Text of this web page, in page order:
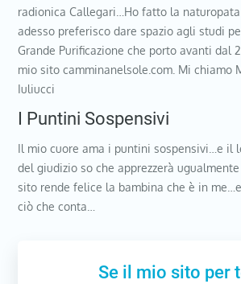
radionica Callegari…Ho fatto la naturopata
adesso preferisco dare spazio agli studi
Grande Purificazione che porto avanti dal
mio sito camminanelsole.com. Mi chiamo
Iuliucci
I Puntini Sospensivi
Il mio cuore ama i puntini sospensivi…e il
del giudizio so che apprezzerà
sito rende felice la bambina che è in
ciò che conta…
Se il mio sito per